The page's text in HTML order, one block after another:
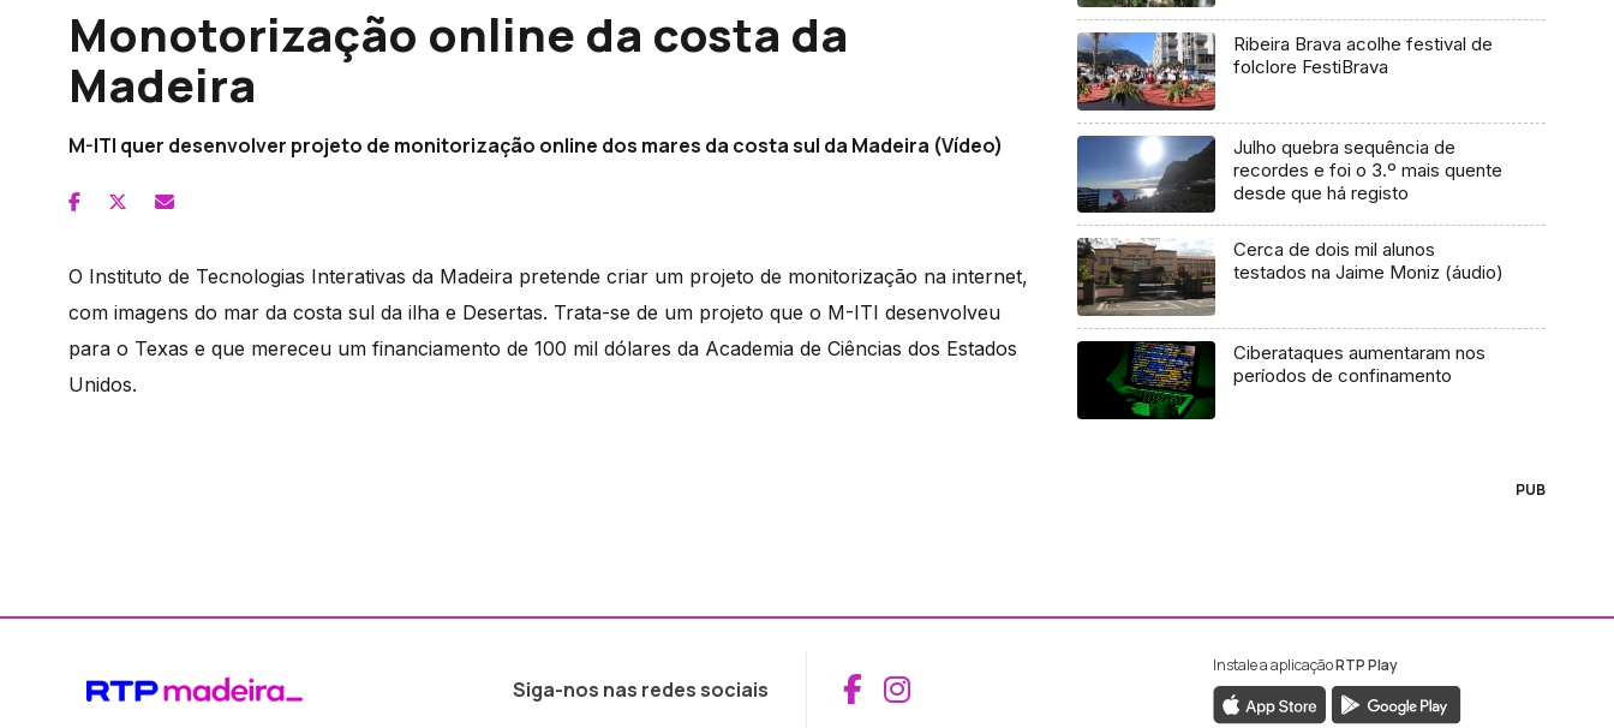
Monotorização online da costa da
Madeira
M-ITI quer desenvolver projeto de monitorização online dos mares da costa sul da Madeira (Vídeo)
O Instituto de Tecnologias Interativas da Madeira pretende criar um projeto de monitorização na internet,
com imagens do mar da costa sul da ilha e Desertas. Trata-se de um projeto que o M-ITI desenvolveu
para o Texas e que mereceu um financiamento de 100 mil dólares da Academia de Ciências dos Estados
Unidos.
Ribeira Brava acolhe festival de
folclore FestiBrava
Julho quebra sequência de
recordes e foi o 3.º mais quente
desde que há registo
Cerca de dois mil alunos
testados na Jaime Moniz (áudio)
Ciberataques aumentaram nos
períodos de confinamento
PUB
Siga-nos nas redes sociais Aceder ao Facebook da RTP Madeira
Aceder ao Instagram da RTP Madeira
Instale a aplicaçãoRTP Play